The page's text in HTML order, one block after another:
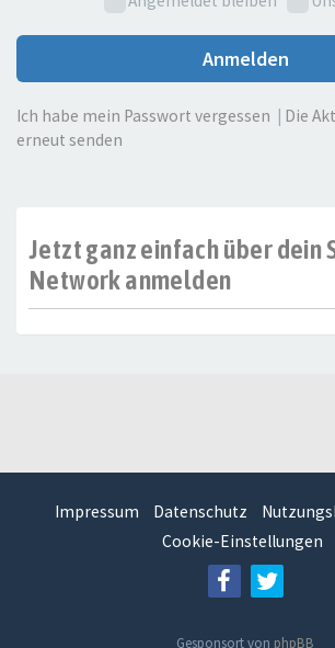
Anmelden
Ich habe mein Passwort vergessen
Die
erneut senden
Jetzt ganz einfach über dein
Network anmelden
Impressum Datenschutz
Cookie-Einstellungen
Gesponsort von phpBB